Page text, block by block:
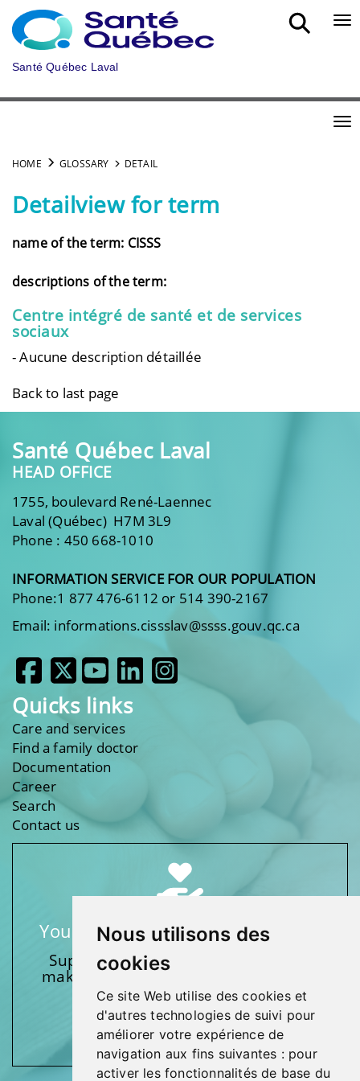
Nous utilisons des
cookies
Ce site Web utilise des cookies et
d'autres technologies de suivi pour
améliorer votre expérience de
navigation aux fins suivantes : pour
activer les fonctionnalités de base du
Skip to main content
Santé Québec Laval
HOME GLOSSARY DETAIL
Detailview for term
name of the term: CISSS
descriptions of the term:
Centre intégré de santé et de services
sociaux
- Aucune description détaillée
Back to last page
Santé Québec Laval
HEAD OFFICE
1755, boulevard René-Laennec
Laval (Québec) H7M 3L9
Phone : 450 668-1010
INFORMATION SERVICE FOR OUR POPULATION
Phone:1 877 476-6112 or 514 390-2167
Email: informations.cissslav@ssss.gouv.qc.ca
Quicks links
Care and services
Find a family doctor
Documentation
Career
Search
Contact us
Your support makes a difference
Support one of our foundations by
making a donation and participating
in activities.
Give generously!